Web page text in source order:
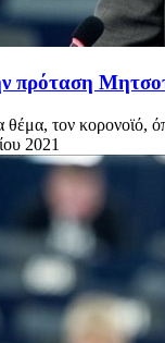
πρόταση
θέμα, τον κορονοϊό,
2021